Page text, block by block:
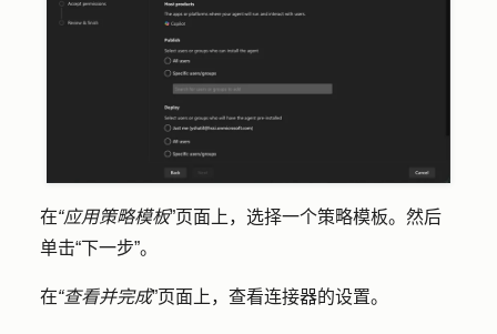
在“应用策略模板”页面上，选择一个策略模板。然后
单击“下一步”。
在“查看并完成”页面上，查看连接器的设置。